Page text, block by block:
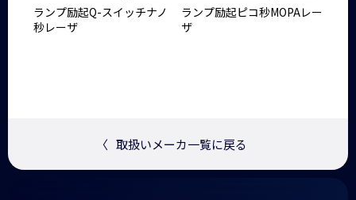
ランプ励起Q-スイッチナノ
秒レーザ
ランプ励起ピコ秒MOPAレー
ザ
〈 取扱いメーカ一覧に戻る